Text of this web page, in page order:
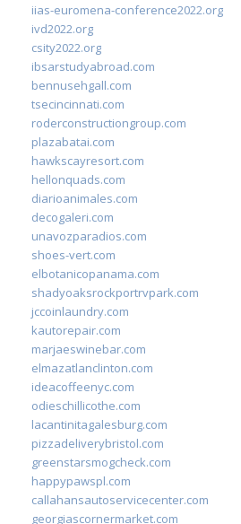
iias-euromena-conference2022.org
ivd2022.org
csity2022.org
ibsarstudyabroad.com
bennusehgall.com
tsecincinnati.com
roderconstructiongroup.com
plazabatai.com
hawkscayresort.com
hellonquads.com
diarioanimales.com
decogaleri.com
unavozparadios.com
shoes-vert.com
elbotanicopanama.com
shadyoaksrockportrvpark.com
jccoinlaundry.com
kautorepair.com
marjaeswinebar.com
elmazatlanclinton.com
ideacoffeenyc.com
odieschillicothe.com
lacantinitagalesburg.com
pizzadeliverybristol.com
greenstarsmogcheck.com
happypawspl.com
callahansautoservicecenter.com
georgiascornermarket.com